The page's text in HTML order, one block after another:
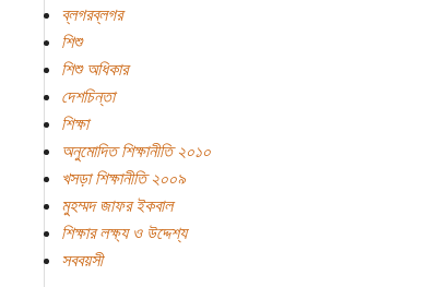
ব্লগরব্লগর
শিশু
শিশু অধিকার
দেশচিন্তা
শিক্ষা
অনুমোদিত শিক্ষানীতি ২০১০
খসড়া শিক্ষানীতি ২০০৯
মুহম্মদ জাফর ইকবাল
শিক্ষার লক্ষ্য ও উদ্দেশ্য
সববয়সী